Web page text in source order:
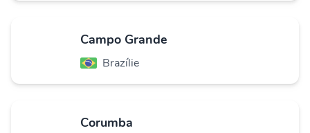
Campo Grande
Brazílie
Corumba